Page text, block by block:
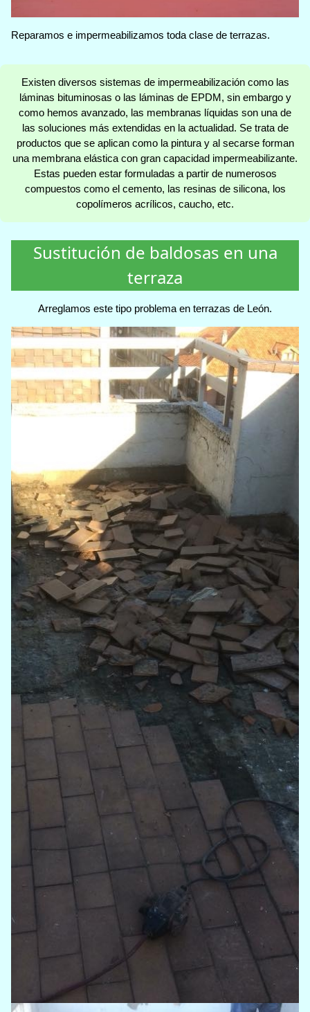
Reparamos e impermeabilizamos toda clase de terrazas.
Existen diversos sistemas de impermeabilización como las
láminas bituminosas o las láminas de EPDM, sin embargo y
como hemos avanzado, las membranas líquidas son una de
las soluciones más extendidas en la actualidad. Se trata de
productos que se aplican como la pintura y al secarse forman
una membrana elástica con gran capacidad impermeabilizante.
Estas pueden estar formuladas a partir de numerosos
compuestos como el cemento, las resinas de silicona, los
copolímeros acrílicos, caucho, etc.
Sustitución de baldosas en una
terraza
Arreglamos este tipo problema en terrazas de León.